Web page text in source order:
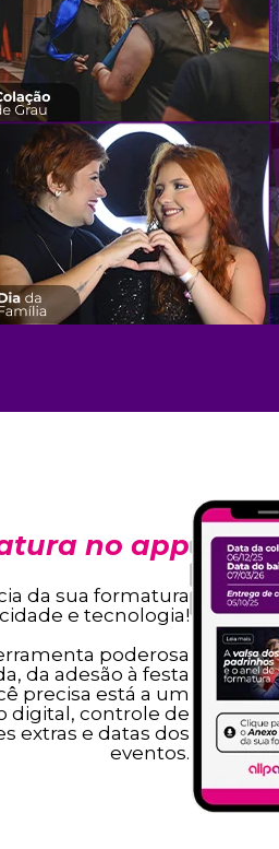
no app
da sua formatura
e tecnologia!
poderosa
da adesão à festa
precisa está a um
digital, controle de
extras e datas dos
eventos.